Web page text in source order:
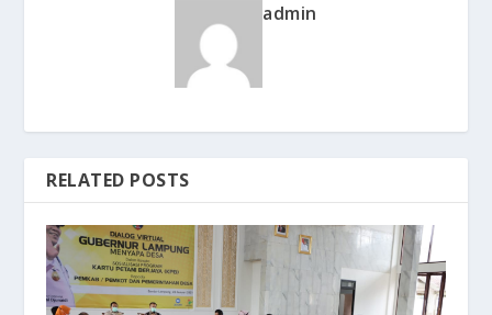
admin
RELATED POSTS